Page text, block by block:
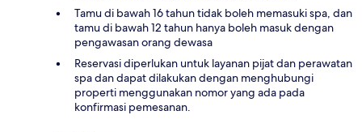
Tamu di bawah 16 tahun tidak boleh memasuki spa, dan
tamu di bawah 12 tahun hanya boleh masuk dengan
pengawasan orang dewasa
Reservasi diperlukan untuk layanan pijat dan perawatan
spa dan dapat dilakukan dengan menghubungi
properti menggunakan nomor yang ada pada
konfirmasi pemesanan.